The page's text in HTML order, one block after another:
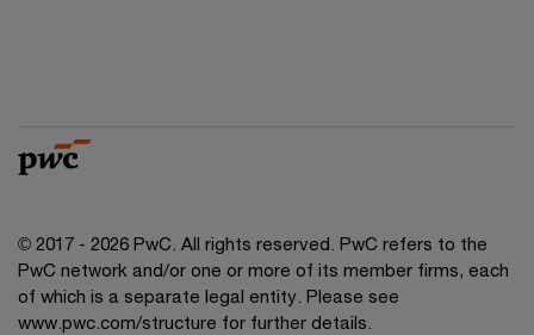
© 2017 - 2026 PwC. All rights reserved. PwC refers to the
PwC network and/or one or more of its member firms, each
of which is a separate legal entity. Please see
www.pwc.com/structure for further details.